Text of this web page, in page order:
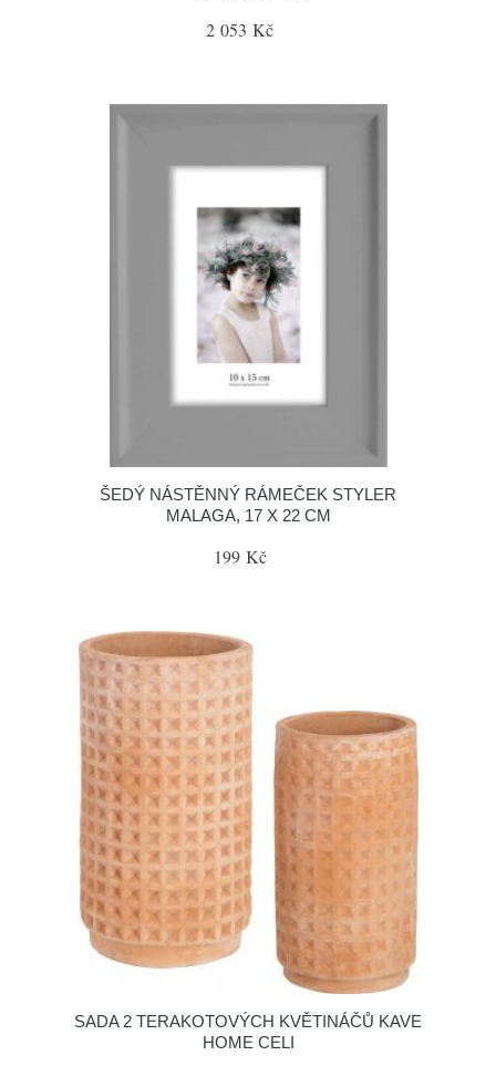
2 053 Kč
ŠEDÝ NÁSTĚNNÝ RÁMEČEK STYLER
MALAGA, 17 X 22 CM
199 Kč
SADA 2 TERAKOTOVÝCH KVĚTINÁČŮ KAVE
HOME CELI